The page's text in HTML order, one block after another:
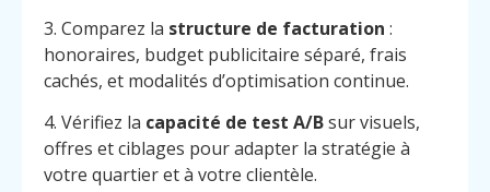
3. Comparez la structure de facturation :
honoraires, budget publicitaire séparé, frais
cachés, et modalités d’optimisation continue.
4. Vérifiez la capacité de test A/Bsur visuels,
offres et ciblages pour adapter la stratégie à
votre quartier et à votre clientèle.